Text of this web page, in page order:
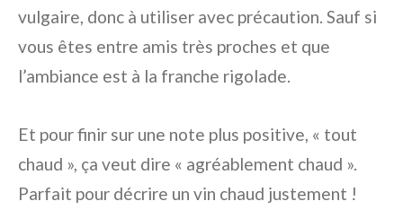
vulgaire, donc à utiliser avec précaution. Sauf si
vous êtes entre amis très proches et que
l’ambiance est à la franche rigolade.
Et pour finir sur une note plus positive, « tout
chaud », ça veut dire « agréablement chaud ».
Parfait pour décrire un vin chaud justement !